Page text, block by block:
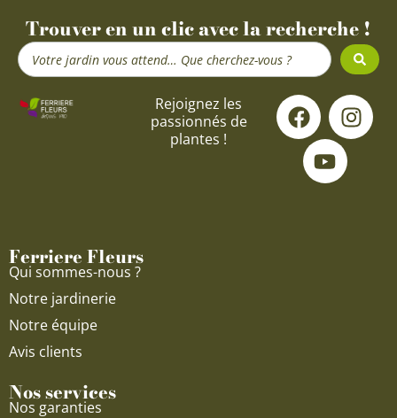
Trouver en un clic avec la recherche !
Search
...
Rejoignez les
passionnés de
plantes !
F
a
c
e
I
n
s
Y
o
u
t
u
Ferriere Fleurs
Qui sommes-nous ?
Notre jardinerie
Notre équipe
Avis clients
Nos services
Nos garanties